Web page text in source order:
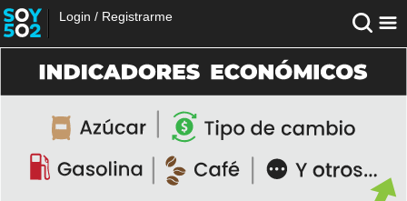
Login / Registrarme